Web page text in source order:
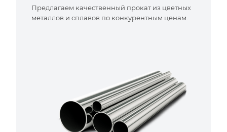
Предлагаем качественный прокат из цветных
металлов и сплавов по конкурентным ценам.